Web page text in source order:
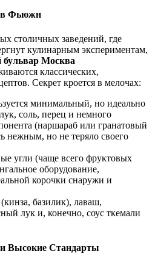
Фьюжн
столичных заведений, где
кулинарным экспериментам,
Москва
классических,
Секрет кроется в мелочах:
минимальный, но идеально
соль, перец и немного
(наршараб или гранатовый
нежным, но не теряло своего
угли (чаще всего фруктовых
оборудование,
корочки снаружи и
базилик), лаваш,
лук и, конечно, соус ткемали
Высокие Стандарты